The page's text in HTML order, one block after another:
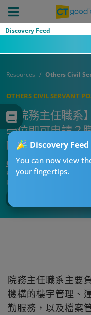
Discovery Feed
Discovery
You can now view
your fingertips.
Resources Others Civil
OTHERS CIVIL SERVANT
【院務主任職系
學位即可申請？
職責懶人包
CT求職戰略師
Published:2026-07-29 22:05
Updated:
院務主任職系主要
機構的樓宇管理、
勤服務，以及檔案